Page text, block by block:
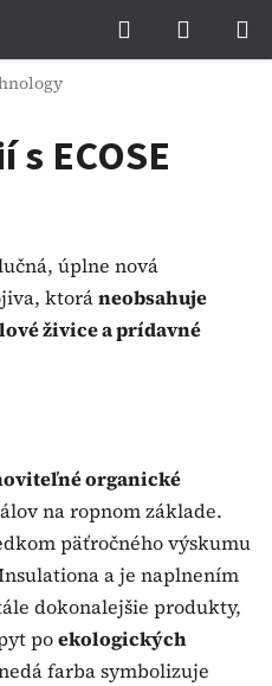
Hľadať
KOŠÍK
ECOSE
úplne nová
ktoráneobsahuje
živice a prídavné
organické
na ropnom základe.
päťročného výskumu
a je naplnením
dokonalejšie produkty,
poekologických
farba symbolizuje